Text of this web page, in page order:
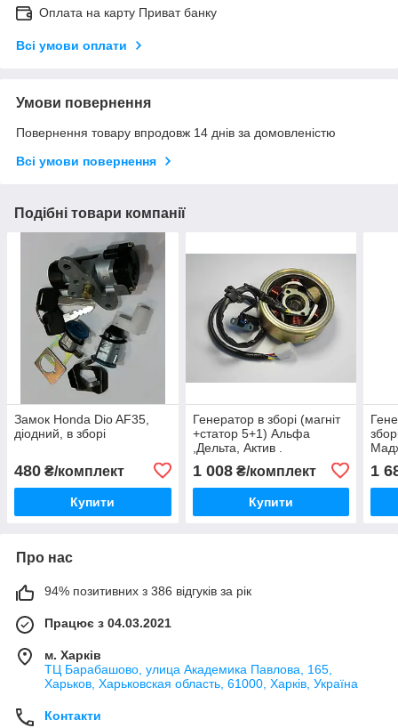
Оплата на карту Приват банку
Всі умови оплати
Умови повернення
Повернення товару впродовж 14 днів за домовленістю
Всі умови повернення
Подібні товари компанії
Замок Honda Dio AF35,
діодний, в зборі
480 ₴/комплект
Купити
Генератор в зборі (магніт
+статор 5+1) Альфа
,Дельта, Актив .
1 008₴/комплект
Купити
1
Про нас
94% позитивних з 386 відгуків за рік
Працює з 04.03.2021
м. Харків
ТЦ Барабашово, улица Академика Павлова, 165,
Харьков, Харьковская область, 61000, Харків, Україна
Контакти